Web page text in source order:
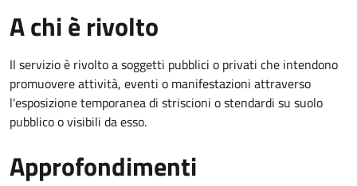
A chi è rivolto
Il servizio è rivolto a soggetti pubblici o privati che intendono
promuovere attività, eventi o manifestazioni attraverso
l'esposizione temporanea di striscioni o stendardi su suolo
pubblico o visibili da esso.
Approfondimenti